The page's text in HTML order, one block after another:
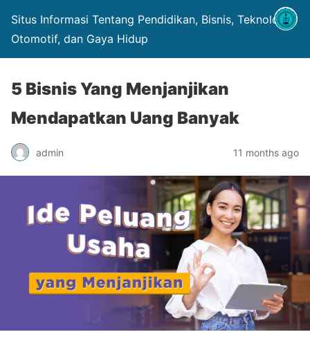
Situs Informasi Tentang Pendidikan, Bisnis, Teknologi,
Otomotif, dan Gaya Hidup
5 Bisnis Yang Menjanjikan
Mendapatkan Uang Banyak
admin 11 months ago